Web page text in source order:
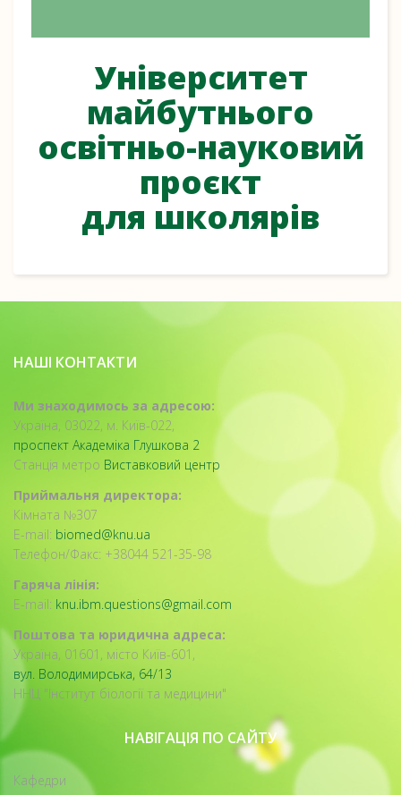
Університет
майбутнього
освітньо-науковий
проєкт
для школярів
НАШІ КОНТАКТИ
Ми знаходимось за адресою:
Україна, 03022, м. Київ-022,
проспект Академіка Глушкова 2
Станція метро Виставковий центр
Приймальня директора:
Кімната №307
E-mail: biomed@knu.ua
Телефон/Факс: +38044 521-35-98
Гаряча лінія:
E-mail: knu.ibm.questions@gmail.com
Поштова та юридична адреса:
Україна, 01601, місто Київ-601,
вул. Володимирська, 64/13
ННЦ "Інститут біології та медицини"
НАВІГАЦІЯ ПО САЙТУ
Кафедри